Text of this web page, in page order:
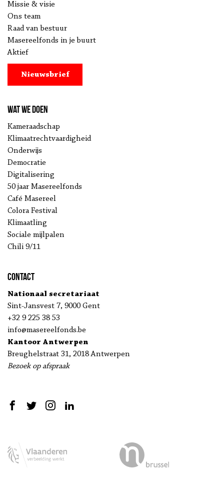
Missie & visie
Ons team
Raad van bestuur
Masereelfonds in je buurt
Aktief
Nieuwsbrief
Wat we doen
Kameraadschap
Klimaatrechtvaardigheid
Onderwijs
Democratie
Digitalisering
50 jaar Masereelfonds
Café Masereel
Colora Festival
Klimaatling
Sociale mijlpalen
Chili 9/11
Contact
Nationaal secretariaat
Sint-Jansvest 7, 9000 Gent
+32 9 225 38 53
info@masereelfonds.be
Kantoor Antwerpen
Breughelstraat 31, 2018 Antwerpen
Bezoek op afspraak